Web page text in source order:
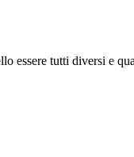
essere tutti diversi e